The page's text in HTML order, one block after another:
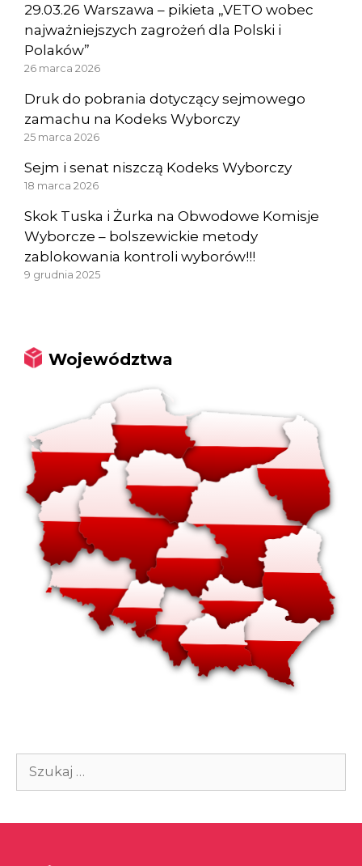
29.03.26 Warszawa – pikieta „VETO wobec
najważniejszych zagrożeń dla Polski i
Polaków”
26 marca 2026
Druk do pobrania dotyczący sejmowego
zamachu na Kodeks Wyborczy
25 marca 2026
Sejm i senat niszczą Kodeks Wyborczy
18 marca 2026
Skok Tuska i Żurka na Obwodowe Komisje
Wyborcze – bolszewickie metody
zablokowania kontroli wyborów!!!
9 grudnia 2025
Województwa
Szukaj: